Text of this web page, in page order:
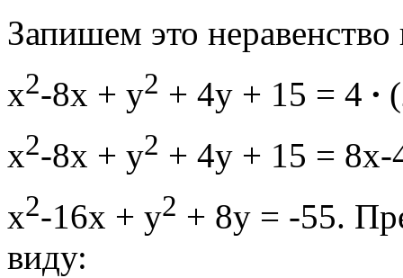
Запишем это
x2-8x + y2 + 4y + 15 = 4 ∙
x2-8x + y2 + 4y + 15 = 8х-
x2-16х + y2 + 8у = -55.
виду: